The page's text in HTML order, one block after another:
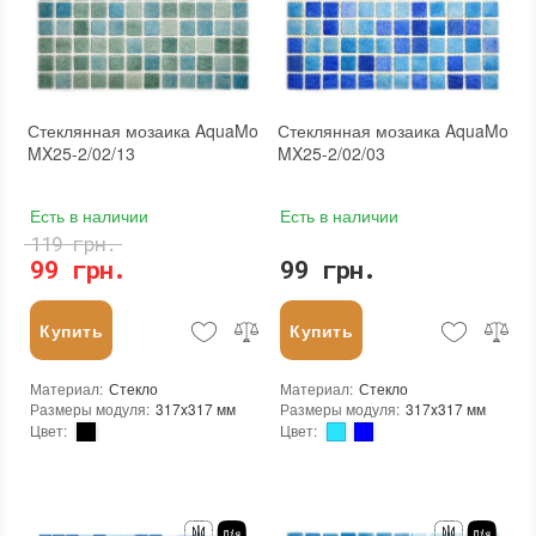
Площадь модуля: 0,1 м²
Страна производителя: Украина
Бренд: AquaMo
Тип поверхности: Матовая
Стеклянная мозаика AquaMo
MX25-2/02/13
Есть в наличии
99 грн.
119 грн.
Купить
Материал: Стекло
Размеры модуля: 317x317 мм
Цвет:
Стеклянная мозаика AquaMo
MX25-2/02/03
Есть в наличии
99 грн.
Купить
Материал: Стекло
Размеры модуля: 317x317 мм
Цвет: